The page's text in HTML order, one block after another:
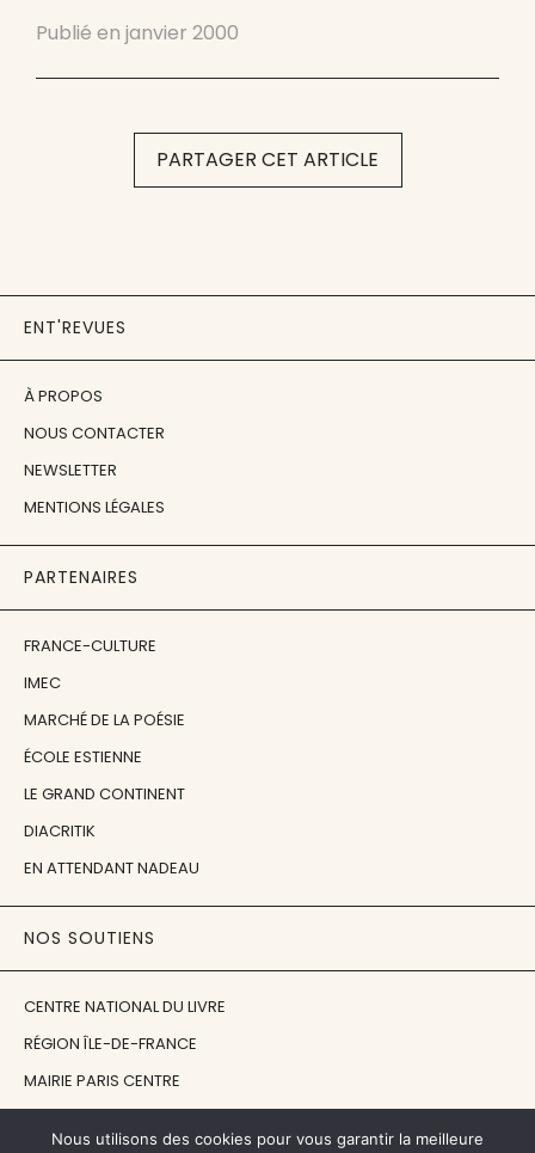
Publié en janvier 2000
PARTAGER CET ARTICLE
ENT'REVUES
À PROPOS
NOUS CONTACTER
NEWSLETTER
MENTIONS LÉGALES
PARTENAIRES
FRANCE-CULTURE
IMEC
MARCHÉ DE LA POÉSIE
ÉCOLE ESTIENNE
LE GRAND CONTINENT
DIACRITIK
EN ATTENDANT NADEAU
NOS SOUTIENS
CENTRE NATIONAL DU LIVRE
RÉGION ÎLE-DE-FRANCE
MAIRIE PARIS CENTRE
Nous utilisons des cookies pour vous garantir la meilleure